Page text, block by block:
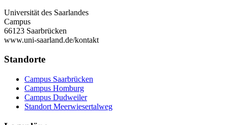
Universität des Saarlandes
Campus
66123 Saarbrücken
www.uni-saarland.de/kontakt
Standorte
Campus Saarbrücken
Campus Homburg
Campus Dudweiler
Standort Meerwiesertalweg